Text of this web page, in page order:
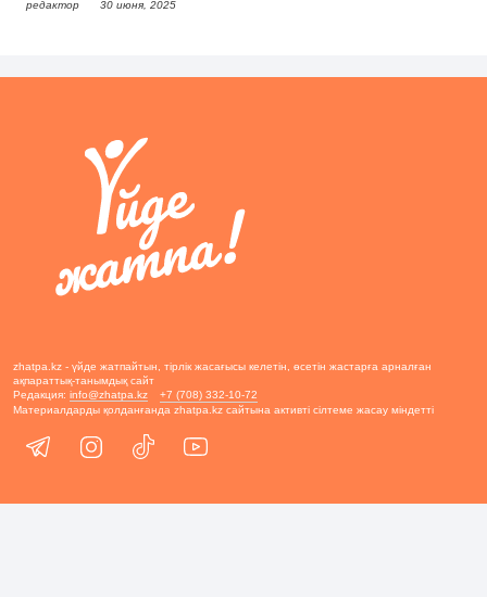
редактор 30 июня, 2025
zhatpa.kz - үйде жатпайтын, тірлік жасағысы келетін, өсетін жастарға арналған
ақпараттық-танымдық сайт
Редакция: info@zhatpa.kz
+7 (708) 332-10-72
Материалдарды қолданғанда zhatpa.kz сайтына активті сілтеме жасау міндетті